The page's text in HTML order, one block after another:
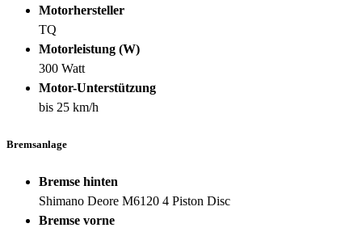
Motorhersteller
TQ
Motorleistung (W)
300 Watt
Motor-Unterstützung
bis 25 km/h
Bremsanlage
Bremse hinten
Shimano Deore M6120 4 Piston Disc
Bremse vorne